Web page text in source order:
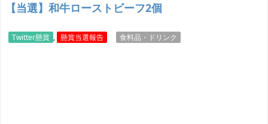
【当選】和牛ローストビーフ2個
Twitter懸賞 , 懸賞当選報告 食料品・ドリンク